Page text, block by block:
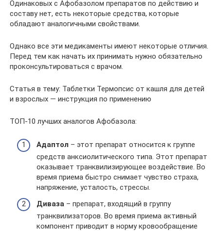
Одинаковых с Афобазолом препаратов по действию и
составу нет, есть некоторые средства, которые
обладают аналогичными свойствами.
Однако все эти медикаменты имеют некоторые отличия.
Перед тем как начать их принимать нужно обязательно
проконсультироваться с врачом.
Статья в тему: Таблетки Термопсис от кашля для детей
и взрослых — инструкция по применению
ТОП-10 лучших аналогов Афобазола:
Адаптол – этот препарат относится к группе
средств анксиолитического типа. Этот препарат
оказывает транквилизирующее воздействие. Во
время приема быстро снимает чувство страха,
напряжение, усталость, стрессы.
Диваза – препарат, входящий в группу
транквилизаторов. Во время приема активный
компонент приводит в норму кровообращение